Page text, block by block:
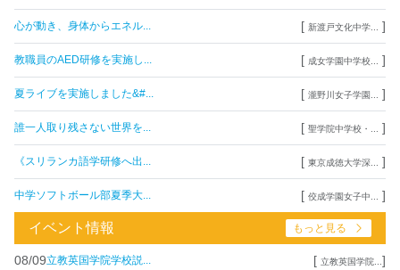
心が動き、身体からエネル... [ 新渡戸文化中学... ]
教職員のAED研修を実施し... [ 成女学園中学校... ]
夏ライブを実施しました&#... [ 瀧野川女子学園... ]
誰一人取り残さない世界を... [ 聖学院中学校・... ]
《スリランカ語学研修へ出... [ 東京成徳大学深... ]
中学ソフトボール部夏季大... [ 佼成学園女子中... ]
イベント情報 もっと見る
08/09立教英国学院学校説... [ 立教英国学院... ]